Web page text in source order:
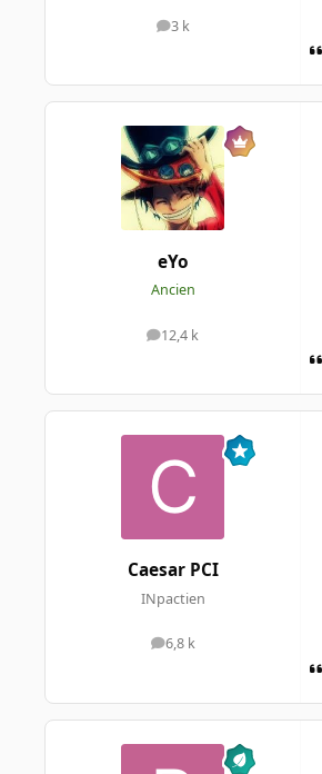
3 k
messages
eYo
Ancien
12,4 k
messages
Caesar PCI
INpactien
6,8 k
messages